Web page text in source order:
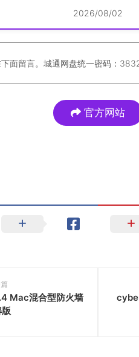
2026/08/02
面留言。城通网盘统一密码：
官方网站
Mac混合型防火墙